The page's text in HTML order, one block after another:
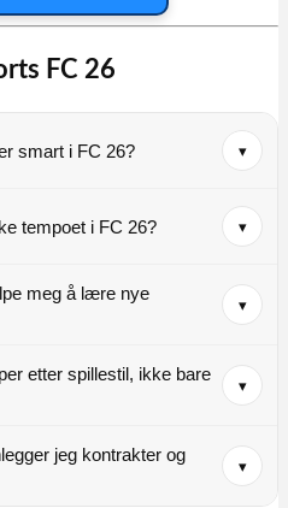
FC 26
smart i FC 26? ▾
tempoet i FC 26? ▾
meg å lære nye
▾
etter spillestil, ikke bare
▾
jeg kontrakter og
▾